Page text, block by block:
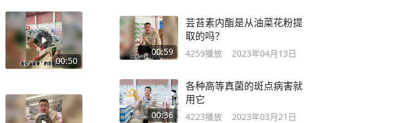
00:50
00:59
芸苔素内酯是从油菜花粉提
取的吗？
4259播放 2023年04月13日
00:36
各种高等真菌的斑点病害就
用它
4223播放 2023年03月21日